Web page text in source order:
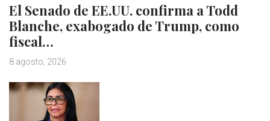
El Senado de EE.UU. confirma a Todd
Blanche, exabogado de Trump, como
fiscal…
8 agosto, 2026